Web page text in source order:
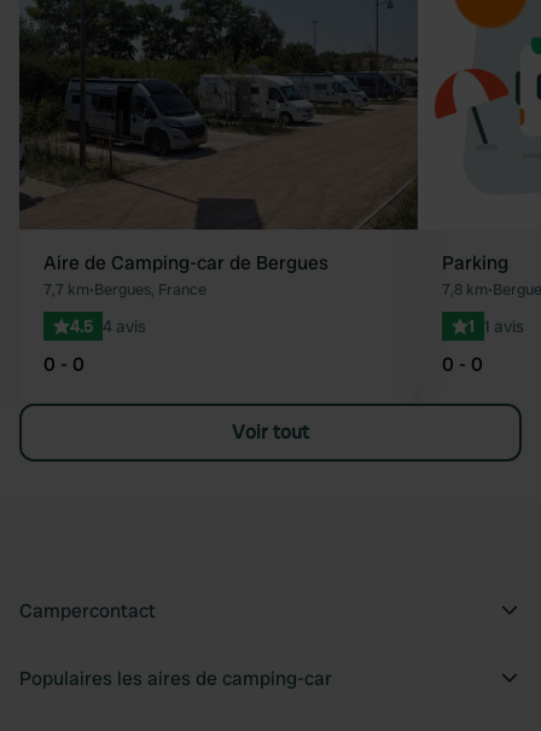
Aire de Camping-car de Bergues
7,7 km•Bergues, France
4.5 4 avis
0 - 0
Parking
7,8 km•
1 1 avis
0 - 0
Voir tout
Campercontact
Populaires les aires de camping-car